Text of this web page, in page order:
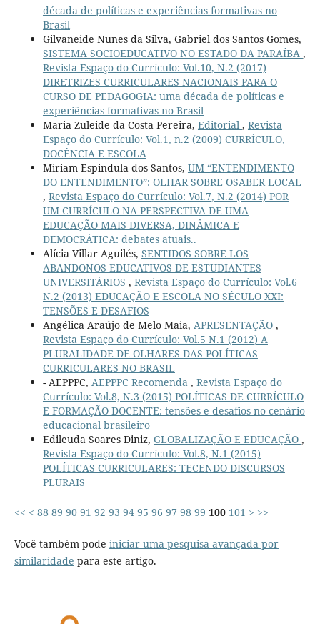
década de políticas e experiências formativas no
Brasil
Gilvaneide Nunes da Silva, Gabriel dos Santos Gomes,
SISTEMA SOCIOEDUCATIVO NO ESTADO DA PARAÍBA ,
Revista Espaço do Currículo: Vol.10, N.2 (2017)
DIRETRIZES CURRICULARES NACIONAIS PARA O
CURSO DE PEDAGOGIA: uma década de políticas e
experiências formativas no Brasil
Maria Zuleide da Costa Pereira, Editorial , Revista
Espaço do Currículo: Vol.1, n.2 (2009) CURRÍCULO,
DOCÊNCIA E ESCOLA
Miriam Espindula dos Santos, UM “ENTENDIMENTO
DO ENTENDIMENTO”: OLHAR SOBRE OSABER LOCAL
, Revista Espaço do Currículo: Vol.7, N.2 (2014) POR
UM CURRÍCULO NA PERSPECTIVA DE UMA
EDUCAÇÃO MAIS DIVERSA, DINÂMICA E
DEMOCRÁTICA: debates atuais..
Alícia Villar Aguilés, SENTIDOS SOBRE LOS
ABANDONOS EDUCATIVOS DE ESTUDIANTES
UNIVERSITÁRIOS , Revista Espaço do Currículo: Vol.6
N.2 (2013) EDUCAÇÃO E ESCOLA NO SÉCULO XXI:
TENSÕES E DESAFIOS
Angélica Araújo de Melo Maia, APRESENTAÇÃO ,
Revista Espaço do Currículo: Vol.5 N.1 (2012) A
PLURALIDADE DE OLHARES DAS POLÍTICAS
CURRICULARES NO BRASIL
- AEPPPC, AEPPPC Recomenda , Revista Espaço do
Currículo: Vol.8, N.3 (2015) POLÍTICAS DE CURRÍCULO
E FORMAÇÃO DOCENTE: tensões e desafios no cenário
educacional brasileiro
Edileuda Soares Diniz, GLOBALIZAÇÃO E EDUCAÇÃO ,
Revista Espaço do Currículo: Vol.8, N.1 (2015)
POLÍTICAS CURRICULARES: TECENDO DISCURSOS
PLURAIS
<< < 88 89 90 91 92 93 94 95 96 97 98 99 100 101 > >>
Você também pode iniciar uma pesquisa avançada por
similaridade para este artigo.